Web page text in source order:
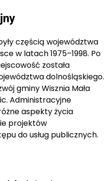
częścią województwa
w latach 1975–1998. Po
została
dolnośląskiego.
gminy Wisznia Mała
Administracyjne
aspekty życia
projektów
do usług publicznych.